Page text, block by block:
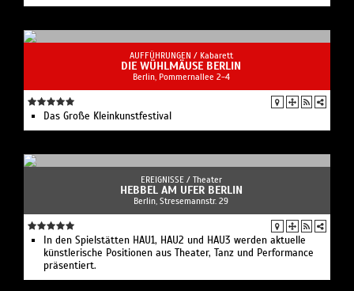
AUFFÜHRUNGEN / Kabarett
DIE WÜHLMÄUSE BERLIN
Berlin, Pommernallee 2-4
Das Große Kleinkunstfestival
EREIGNISSE / Theater
HEBBEL AM UFER BERLIN
Berlin, Stresemannstr. 29
In den Spielstätten HAU1, HAU2 und HAU3 werden aktuelle
künstlerische Positionen aus Theater, Tanz und Performance
präsentiert.